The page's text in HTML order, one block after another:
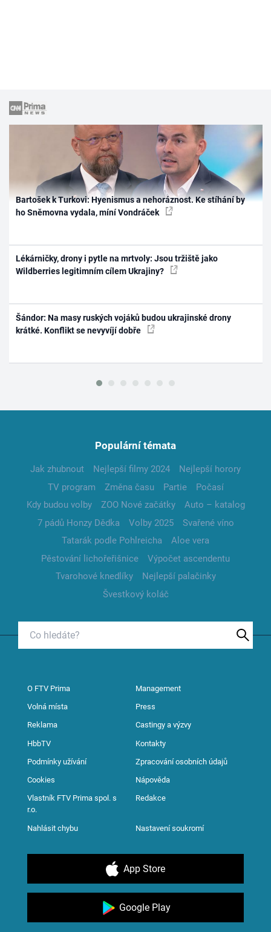
Bartošek k Turkovi: Hyenismus a nehoráznost. Ke stíhání by
ho Sněmovna vydala, míní Vondráček
Lékárničky, drony i pytle na mrtvoly: Jsou tržiště jako
Wildberries legitimním cílem Ukrajiny?
Šándor: Na masy ruských vojáků budou ukrajinské drony
krátké. Konflikt se nevyvíjí dobře
Populární témata
Jak zhubnout Nejlepší filmy 2024
Nejlepší horory
TV program
Změna času Partie
Počasí
Kdy budou volby
ZOO Nové začátky
Auto – katalog
7 pádů Honzy Dědka
Volby 2025
Svařené víno
Tatarák podle Pohlreicha
Aloe vera
Pěstování lichořeřišnice
Výpočet ascendentu
Tvarohové knedlíky
Nejlepší palačinky
Švestkový koláč
O FTV Prima Management
Volná místa Press
Reklama Castingy a výzvy
HbbTV Kontakty
Podmínky užívání Zpracování osobních údajů
Cookies Nápověda
Vlastník FTV Prima spol. s
r.o.
Redakce
Nahlásit chybu Nastavení soukromí
App Store
Google Play